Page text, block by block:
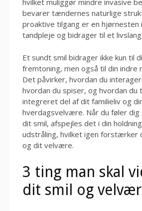
hvilket muliggør mindre invasive
bevarer tændernes naturlige
proaktive tilgang er en hjørnesten
tandpleje og bidrager til et
Et sundt smil bidrager ikke kun til
fremtoning, men også til din indre
Det påvirker, hvordan du
hvordan du spiser, og hvordan du
integreret del af dit familieliv og
hverdagsvelvære. Når du føler
dit smil, afspejles det i din
udstråling, hvilket igen forstærker
og dit velvære.
3 ting man skal
dit smil og